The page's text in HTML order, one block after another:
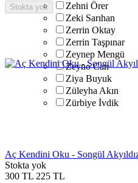
Zehni Örer
Zeki Sarıhan
Zerrin Oktay
Zerrin Taşpınar
Zeynep Mengü
Zeyno Can
Ziya Buyuk
Züleyha Akın
Zürbiye İvdik
Stokta yok
Aç Kendini Oku - Songül
Stokta yok
300 TL 225 TL